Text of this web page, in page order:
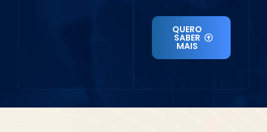
QUERO
SABER
MAIS